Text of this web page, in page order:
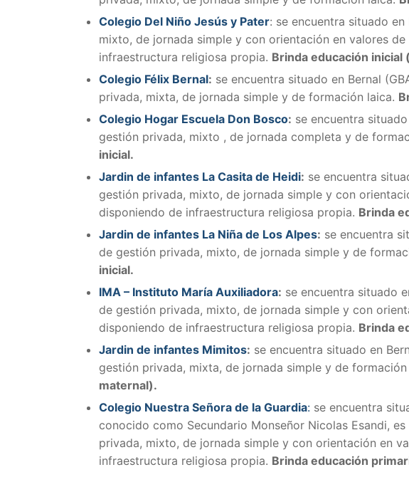
Colegio Del Niño Jesús y Pater: se encuentra situado
mixto, de jornada simple y con orientación en valores
infraestructura religiosa propia. Brinda educación
Colegio Félix Bernal: se encuentra situado en Bernal
privada, mixta, de jornada simple y de formación laica.
Colegio Hogar Escuela Don Bosco: se encuentra
gestión privada, mixto , de jornada completa y de
inicial.
Jardin de infantes La Casita de Heidi: se encuentra
gestión privada, mixto, de jornada simple y con
disponiendo de infraestructura religiosa propia. Brinda
Jardin de infantes La Niña de Los Alpes: se encuentra
de gestión privada, mixto, de jornada simple y de
inicial.
IMA – Instituto María Auxiliadora: se encuentra situado
de gestión privada, mixto, de jornada simple y con
disponiendo de infraestructura religiosa propia. Brinda
Jardin de infantes Mimitos: se encuentra situado en
gestión privada, mixta, de jornada simple y de formación
maternal).
Colegio Nuestra Señora de la Guardia: se encuentra
conocido como Secundario Monseñor Nicolas Esandi,
privada, mixto, de jornada simple y con orientación en
infraestructura religiosa propia. Brinda educación